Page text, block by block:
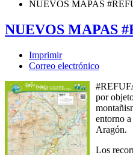
NUEVOS MAPAS
NUEVOS MAPAS
Imprimir
Correo electrónico
por
entorno
Aragón.
Los